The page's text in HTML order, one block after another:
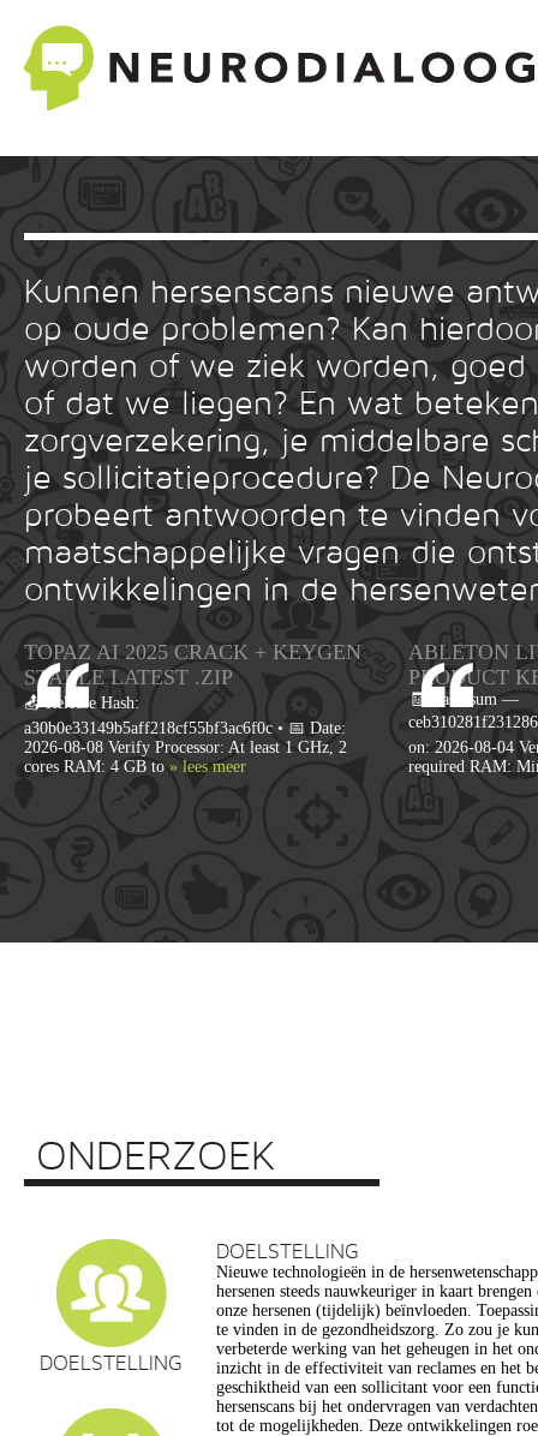
Kunnen hersenscans nieuwe
op oude problemen? Kan
worden of we ziek worden, goed
of dat we liegen? En wat
zorgverzekering, je middelbare
je sollicitatieprocedure? De
probeert antwoorden te vinden
maatschappelijke vragen die
ontwikkelingen in de
TOPAZ AI 2025 CRACK + KEYGEN
STABLE LATEST .ZIP
📤 Release Hash:
a30b0e33149b5aff218cf55bf3ac6f0c • 📅 Date:
2026-08-08 Verify Processor: At least 1 GHz, 2
cores RAM: 4 GB to » lees meer
ABLETON
PRODUCT
🧾 Hash-sum —
on: 2026-08-04
required RAM:
ONDERZOEK
DOELSTELLING
DOELSTELLING
Nieuwe technologieën in de
hersenen steeds nauwkeuriger in kaart
onze hersenen (tijdelijk) beïnvloeden.
te vinden in de gezondheidszorg. Zo zou je
verbeterde werking van het geheugen in het
inzicht in de effectiviteit van reclames en het
geschiktheid van een sollicitant voor een
hersenscans bij het ondervragen van
tot de mogelijkheden. Deze ontwikkelingen
vragen op, onder meer op het gebied van de
privacy, gelijkheid, stigmatisering),
en veranderingen in ons normen en waarden
commerciële toepassing van een aantal van
een extra reden voor zorg. Het doel van dit
maatschappelijk verantwoorde ontwikkeling van
de hersenwetenschappen te realiseren,